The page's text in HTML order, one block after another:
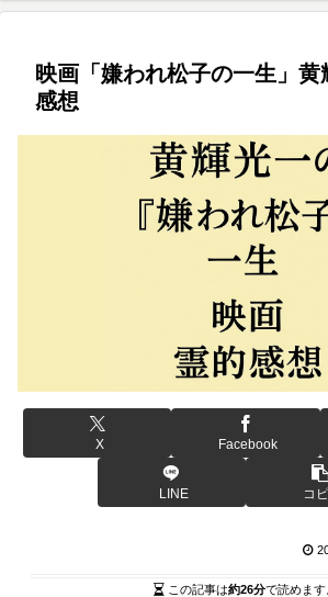
映画「嫌われ松子の一生」
感想
X Facebook
LINE コ
この記事は約26分で読めます